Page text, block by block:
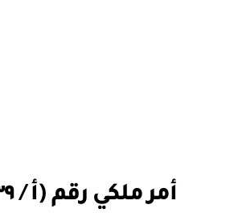
أمر ملكي رقم (أ / ٥٣٩) بشأن نائب الوزير